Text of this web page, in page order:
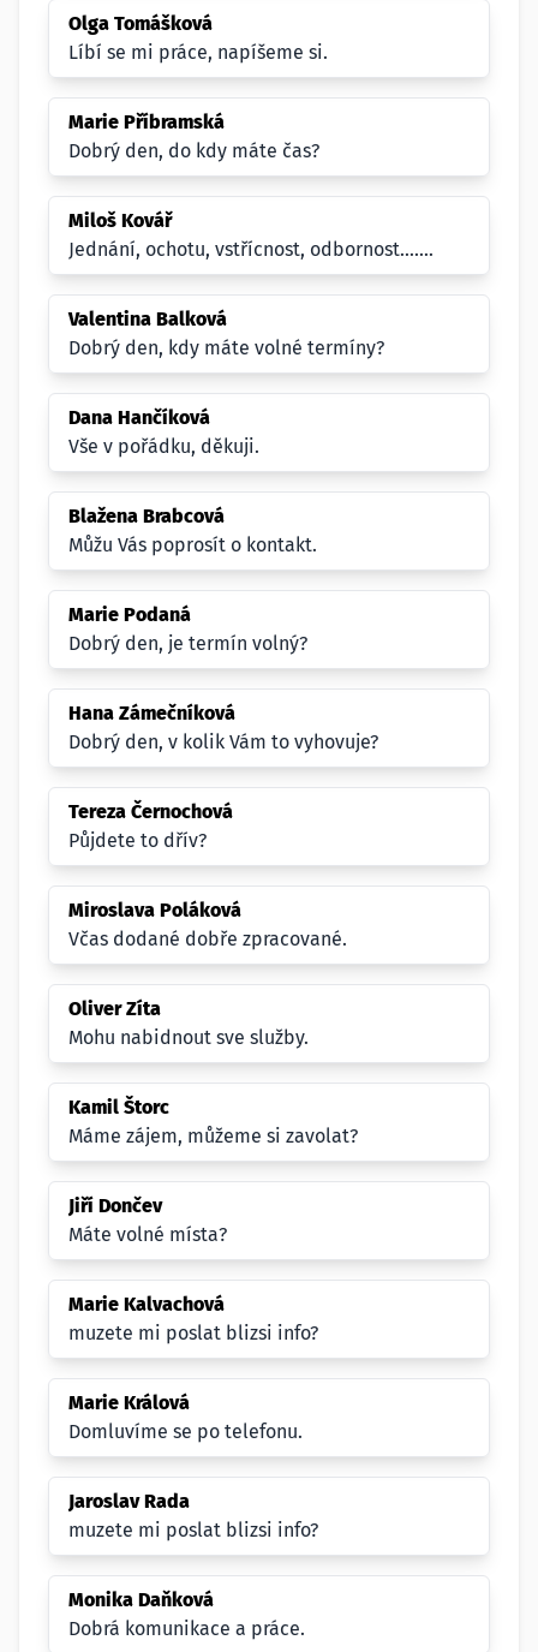
Olga Tomášková
Líbí se mi práce, napíšeme si.
Marie Příbramská
Dobrý den, do kdy máte čas?
Miloš Kovář
Jednání, ochotu, vstřícnost, odbornost.......
Valentina Balková
Dobrý den, kdy máte volné termíny?
Dana Hančíková
Vše v pořádku, děkuji.
Blažena Brabcová
Můžu Vás poprosít o kontakt.
Marie Podaná
Dobrý den, je termín volný?
Hana Zámečníková
Dobrý den, v kolik Vám to vyhovuje?
Tereza Černochová
Půjdete to dřív?
Miroslava Poláková
Včas dodané dobře zpracované.
Oliver Zíta
Mohu nabidnout sve služby.
Kamil Štorc
Máme zájem, můžeme si zavolat?
Jiří Dončev
Máte volné místa?
Marie Kalvachová
muzete mi poslat blizsi info?
Marie Králová
Domluvíme se po telefonu.
Jaroslav Rada
muzete mi poslat blizsi info?
Monika Daňková
Dobrá komunikace a práce.